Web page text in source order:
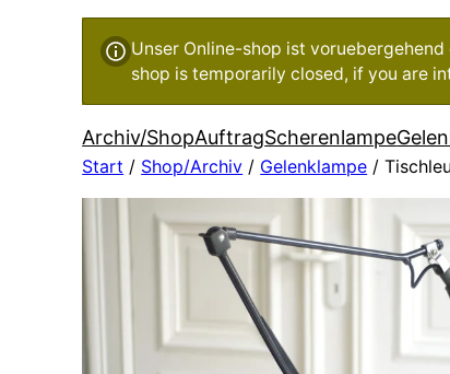
Unser Online-shop ist
shop is temporarily closed, if you are
Archiv/ShopAuftragScherenlampe
Start / Shop/Archiv / Gelenklampe /